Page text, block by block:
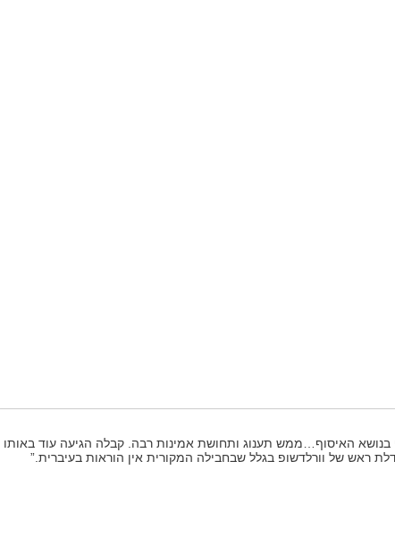
האיסוף…ממש תענוג ותחושת אמינות רבה. קבלה הגיעה עוד באותו
ראש של וורלדשופ בגלל שבחבילה המקורית אין הוראות בעיברית.”